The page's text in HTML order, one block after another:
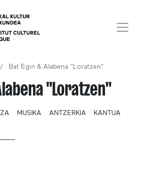
Bat Egin & Alabena "Loratzen"
"Loratzen"
MUSIKA ANTZERKIA
KANTUA